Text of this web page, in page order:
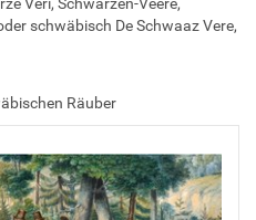
schwäbisch De Schwaaz Vere,
Räuber